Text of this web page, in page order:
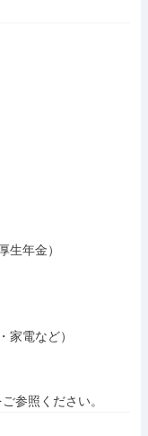
⽣年⾦）
家電など）
参照ください。